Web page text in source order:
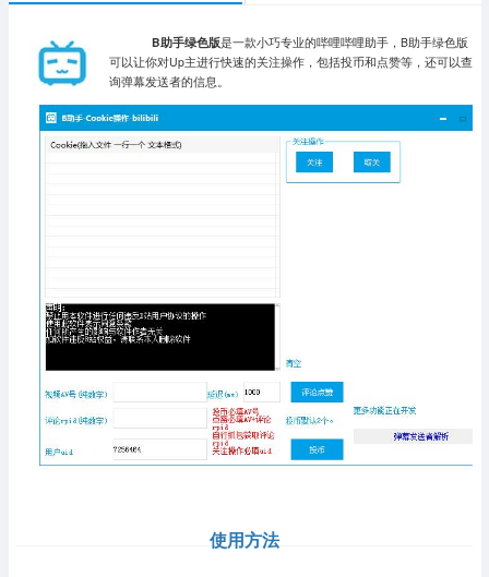
B助手绿色版是一款小巧专业的哔哩哔哩助手，B助手绿色版
可以让你对Up主进行快速的关注操作，包括投币和点赞等，还可以查
询弹幕发送者的信息。
使用方法